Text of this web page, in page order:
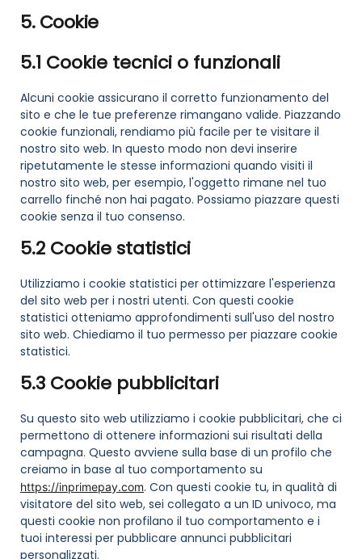
5. Cookie
5.1 Cookie tecnici o funzionali
Alcuni cookie assicurano il corretto funzionamento del
sito e che le tue preferenze rimangano valide. Piazzando
cookie funzionali, rendiamo più facile per te visitare il
nostro sito web. In questo modo non devi inserire
ripetutamente le stesse informazioni quando visiti il
nostro sito web, per esempio, l'oggetto rimane nel tuo
carrello finché non hai pagato. Possiamo piazzare questi
cookie senza il tuo consenso.
5.2 Cookie statistici
Utilizziamo i cookie statistici per ottimizzare l'esperienza
del sito web per i nostri utenti. Con questi cookie
statistici otteniamo approfondimenti sull'uso del nostro
sito web. Chiediamo il tuo permesso per piazzare cookie
statistici.
5.3 Cookie pubblicitari
Su questo sito web utilizziamo i cookie pubblicitari, che ci
permettono di ottenere informazioni sui risultati della
campagna. Questo avviene sulla base di un profilo che
creiamo in base al tuo comportamento su
https://inprimepay.com. Con questi cookie tu, in qualità di
visitatore del sito web, sei collegato a un ID univoco, ma
questi cookie non profilano il tuo comportamento e i
tuoi interessi per pubblicare annunci pubblicitari
personalizzati.